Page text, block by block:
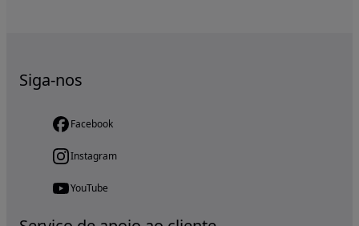
Siga-nos
Facebook
Instagram
YouTube